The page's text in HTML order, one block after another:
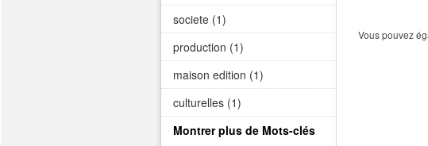
Vous pouvez
societe (1)
production (1)
maison edition (1)
culturelles (1)
Montrer plus de Mots-clés